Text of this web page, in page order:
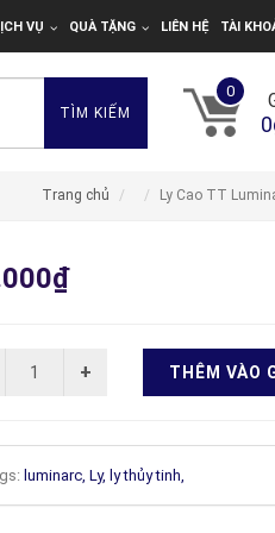
VỤ QUÀ TẶNG LIÊN HỆ TÀI
TÌM KIẾM
0
Trang chủ Ly Cao TT
THÊM VÀO
luminarc,Ly, ly thủy tinh,